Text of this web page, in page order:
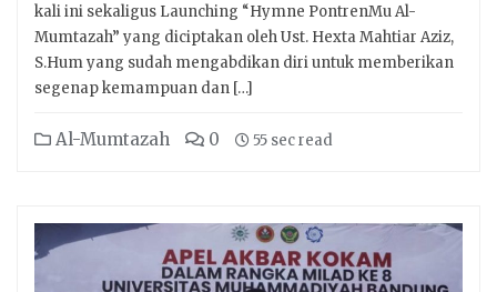
kali ini sekaligus Launching “Hymne PontrenMu Al-
Mumtazah” yang diciptakan oleh Ust. Hexta Mahtiar Aziz,
S.Hum yang sudah mengabdikan diri untuk memberikan
segenap kemampuan dan […]
Al-Mumtazah 0 55 sec read